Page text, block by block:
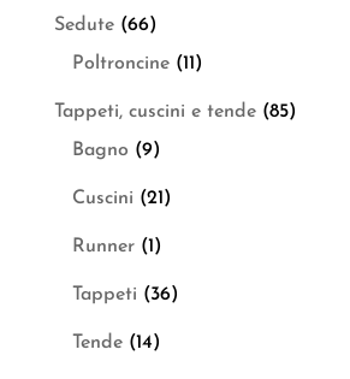
Sedute (66)
Poltroncine (11)
Tappeti, cuscini e tende (85)
Bagno (9)
Cuscini (21)
Runner (1)
Tappeti (36)
Tende (14)